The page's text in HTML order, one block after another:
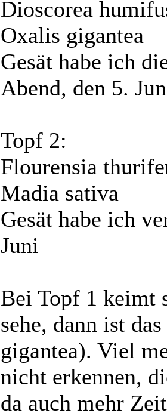
Dioscorea
Oxalis gigantea
Gesät habe ich
Abend, den 5.
Topf 2:
Flourensia
Madia sativa
Gesät habe ich
Juni
Bei Topf 1 keimt
sehe, dann ist
gigantea). Viel
nicht erkennen,
da auch mehr